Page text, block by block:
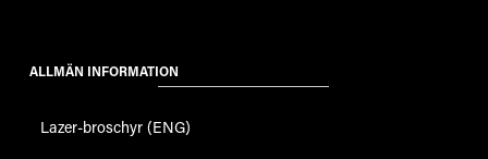
ALLMÄN INFORMATION
Lazer-broschyr (ENG)